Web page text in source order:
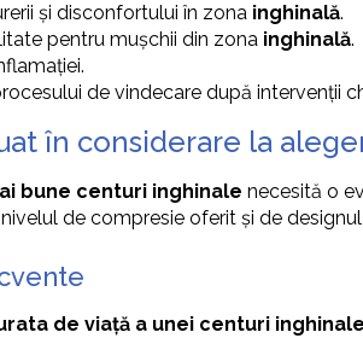
și disconfortului în zona inghinală.
pentru mușchii din zona inghinală.
de vindecare după intervenții
în considerare la
bune centuri inghinale necesită o
de compresie oferit și de
de viață a unei centuri